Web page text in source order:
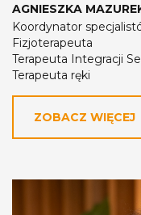
AGNIESZKA
Koordynator
Fizjoterapeuta
Terapeuta Integracji
Terapeuta ręki
ZOBACZ WIĘCEJ